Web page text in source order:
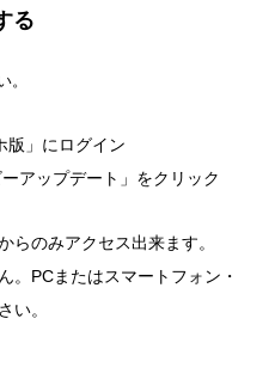
る
。
版」にログイン
アップデート」をクリック
のみアクセス出来ます。
。PCまたはスマートフォン・
い。